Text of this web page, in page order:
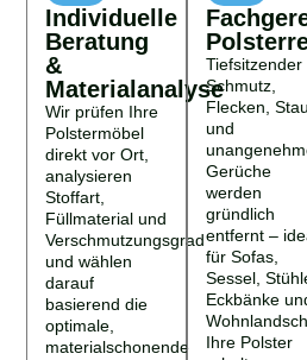
Individuelle
Beratung
&
Materialanalyse
Wir prüfen Ihre
Polstermöbel
direkt vor Ort,
analysieren
Stoffart,
Füllmaterial und
Verschmutzungsgrad
und wählen
darauf
basierend die
optimale,
materialschonende
Tiefsitzender
Schmutz,
Flecken,
und
Gerüche
werden
gründlich
entfernt –
für Sofas,
Sessel,
Eckbänke
Ihre Polster